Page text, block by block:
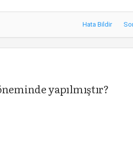
Hata Bildir
yapılmıştır?